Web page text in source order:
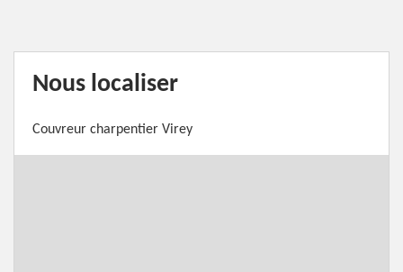
Nous localiser
Couvreur charpentier Virey